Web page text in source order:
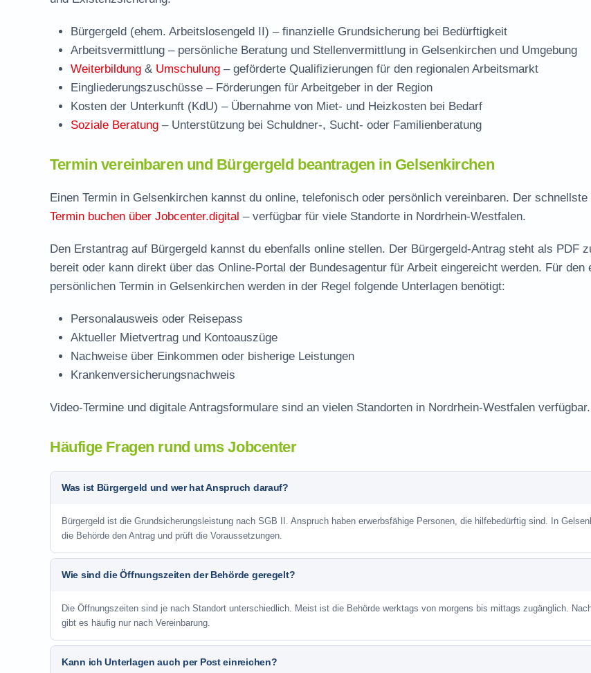
Bürgergeld (ehem. Arbeitslosengeld II) – finanzielle Grundsicherung bei Bedürftigkeit
Arbeitsvermittlung – persönliche Beratung und Stellenvermittlung in Gelsenkirchen und Umgebung
Weiterbildung & Umschulung – geförderte Qualifizierungen für den regionalen Arbeitsmarkt
Eingliederungszuschüsse – Förderungen für Arbeitgeber in der Region
Kosten der Unterkunft (KdU) – Übernahme von Miet- und Heizkosten bei Bedarf
Soziale Beratung – Unterstützung bei Schuldner-, Sucht- oder Familienberatung
Termin vereinbaren und Bürgergeld beantragen in Gelsenkirchen
Einen Termin in Gelsenkirchen kannst du online, telefonisch oder persönlich vereinbaren. Der schnellste
Termin buchen über Jobcenter.digital – verfügbar für viele Standorte in Nordrhein-Westfalen.
Den Erstantrag auf Bürgergeld kannst du ebenfalls online stellen. Der Bürgergeld-Antrag steht als PDF
bereit oder kann direkt über das Online-Portal der Bundesagentur für Arbeit eingereicht werden. Für den
persönlichen Termin in Gelsenkirchen werden in der Regel folgende Unterlagen benötigt:
Personalausweis oder Reisepass
Aktueller Mietvertrag und Kontoauszüge
Nachweise über Einkommen oder bisherige Leistungen
Krankenversicherungsnachweis
Video-Termine und digitale Antragsformulare sind an vielen Standorten in Nordrhein-Westfalen verfügbar.
Häufige Fragen rund ums Jobcenter
Was ist Bürgergeld und wer hat Anspruch darauf?
Bürgergeld ist die Grundsicherungsleistung nach SGB II. Anspruch haben erwerbsfähige Personen, die hilfebedürftig sind. In
die Behörde den Antrag und prüft die Voraussetzungen.
Wie sind die Öffnungszeiten der Behörde geregelt?
Die Öffnungszeiten sind je nach Standort unterschiedlich. Meist ist die Behörde werktags von morgens bis mittags zugänglich.
gibt es häufig nur nach Vereinbarung.
Kann ich Unterlagen auch per Post einreichen?